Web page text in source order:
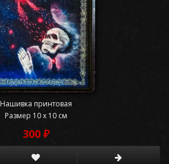
Нашивка принтовая
Размер 10 x 10 см
300 ₽